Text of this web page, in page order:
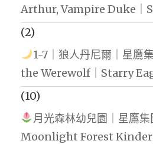
Arthur, Vampire Duke｜
(2)
1-7｜狼人丹尼爾｜星鷹
the Werewolf｜Starry
(10)
月光森林幼兒園｜星鷹集
Moonlight Forest